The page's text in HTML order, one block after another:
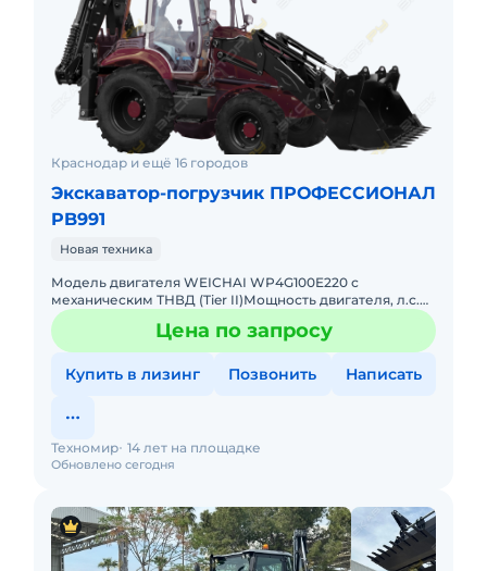
Краснодар и ещё 16 городов
Экскаватор-погрузчик ПРОФЕССИОНАЛ
PB991
Новая техника
Модель двигателя WEICHAI WP4G100E220 с
механическим ТНВД (Tier II)Мощность двигателя, л.с.
(кВт) / объем двигателя, л. 99,9 (73,5) /
4,5Максимальный крутящий мо
Цена по запросу
Купить в лизинг Позвонить Написать
Обновлено сегодня
Техномир 14 лет на площадке